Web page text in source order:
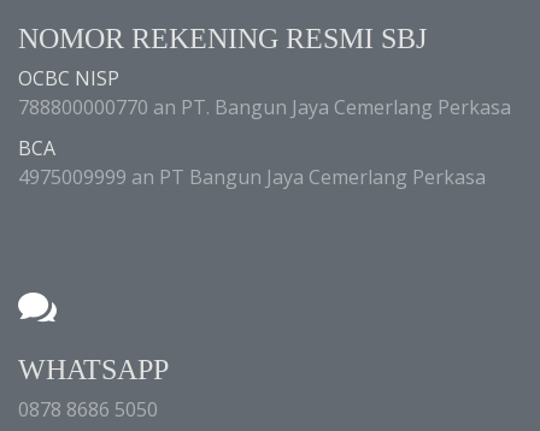
NOMOR REKENING RESMI SBJ
OCBC NISP
788800000770 an PT. Bangun Jaya Cemerlang Perkasa
BCA
4975009999 an PT Bangun Jaya Cemerlang Perkasa
WHATSAPP
0878 8686 5050